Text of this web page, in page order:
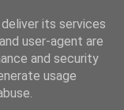
its services
user-agent are
and security
usage